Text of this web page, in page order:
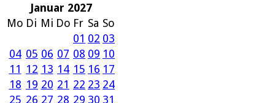
Januar 2027
Mo Di Mi Do Fr Sa So
01 02 03
04 05 06 07 08 09 10
11 12 13 14 15 16 17
18 19 20 21 22 23 24
25 26 27 28 29 30 31